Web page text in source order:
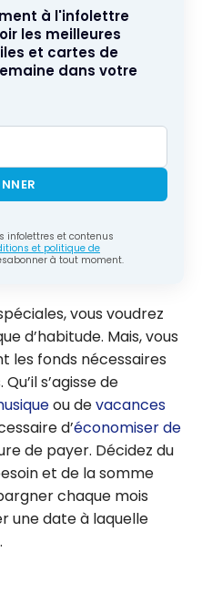
à l'infolettre
les meilleures
et cartes de
dans votre
infolettres et contenus
et politique de
à tout moment.
vous voudrez
d’habitude. Mais, vous
les fonds nécessaires
s’agisse de
ou devacances
d’économiser de
de payer. Décidez du
et de la somme
chaque mois
une date à laquelle